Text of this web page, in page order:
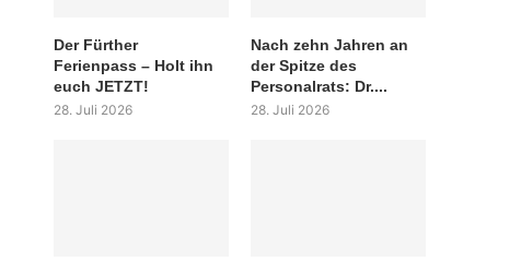
Der Fürther
Ferienpass – Holt ihn
euch JETZT!
28. Juli 2026
Nach zehn Jahren an
der Spitze des
Personalrats: Dr....
28. Juli 2026